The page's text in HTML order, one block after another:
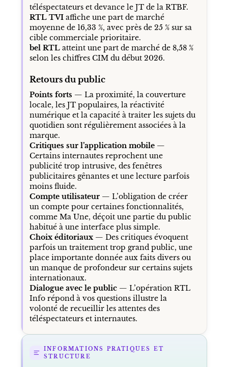
téléspectateurs et devance le JT de la RTBF.
RTL TVIaffiche une part de marché
moyenne de 16,33 %, avec près de 25 % sur sa
cible commerciale prioritaire.
bel RTLatteint une part de marché de 8,58 %
selon les chiffres CIM du début 2026.
Retours du public
Points forts — La proximité, la couverture
locale, les JT populaires, la réactivité
numérique et la capacité à traiter les sujets du
quotidien sont régulièrement associées à la
marque.
Critiques sur l’application mobile—
Certains internautes reprochent une
publicité trop intrusive, des fenêtres
publicitaires gênantes et une lecture parfois
moins fluide.
Compte utilisateur— L’obligation de créer
un compte pour certaines fonctionnalités,
comme Ma Une, déçoit une partie du public
habitué à une interface plus simple.
Choix éditoriaux— Des critiques évoquent
parfois un traitement trop grand public, une
place importante donnée aux faits divers ou
un manque de profondeur sur certains sujets
internationaux.
Dialogue avec le public— L’opération RTL
Info répond à vos questions illustre la
volonté de recueillir les attentes des
téléspectateurs et internautes.
INFORMATIONS PRATIQUES ET
STRUCTURE